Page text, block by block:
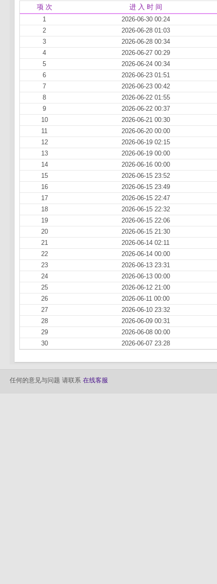
项 次 进 入 时 间
1
2026-06-30 00:24
2
2026-06-28 01:03
3
2026-06-28 00:34
4
2026-06-27 00:29
5
2026-06-24 00:34
6
2026-06-23 01:51
7
2026-06-23 00:42
8
2026-06-22 01:55
9
2026-06-22 00:37
10
2026-06-21 00:30
11
2026-06-20 00:00
12
2026-06-19 02:15
13
2026-06-19 00:00
14
2026-06-16 00:00
15
2026-06-15 23:52
16
2026-06-15 23:49
17
2026-06-15 22:47
18
2026-06-15 22:32
19
2026-06-15 22:06
20
2026-06-15 21:30
21
2026-06-14 02:11
22
2026-06-14 00:00
23
2026-06-13 23:31
24
2026-06-13 00:00
25
2026-06-12 21:00
26
2026-06-11 00:00
27
2026-06-10 23:32
28
2026-06-09 00:31
29
2026-06-08 00:00
30
2026-06-07 23:28
任何的意见与问题 请联系 在线客服